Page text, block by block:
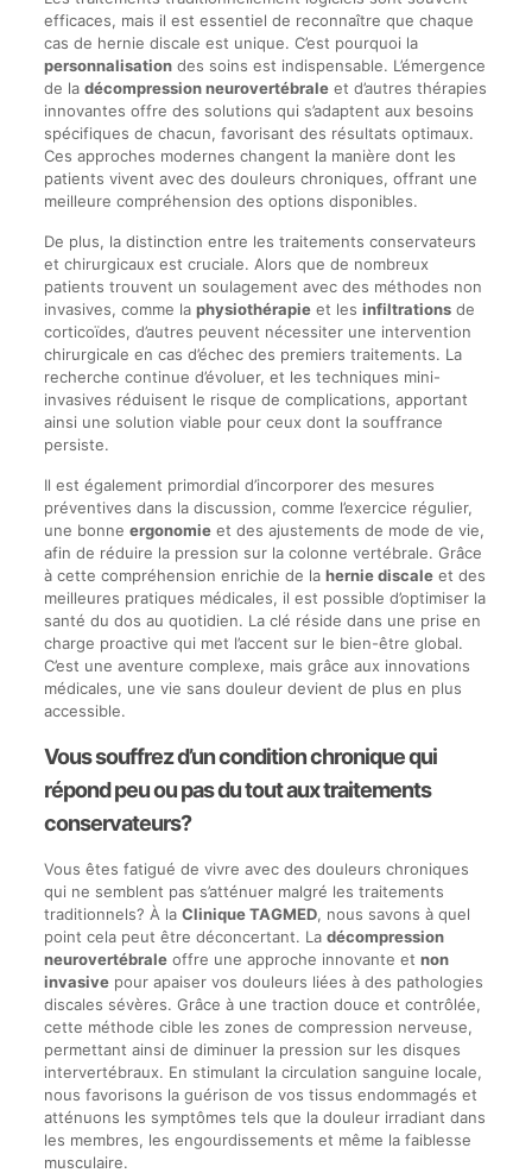
efficaces, mais il est essentiel de reconnaître que chaque
cas de hernie discale est unique. C’est pourquoi la
personnalisationdes soins est indispensable. L’émergence
de la décompression neurovertébraleet d’autres thérapies
innovantes offre des solutions qui s’adaptent aux besoins
spécifiques de chacun, favorisant des résultats optimaux.
Ces approches modernes changent la manière dont les
patients vivent avec des douleurs chroniques, offrant une
meilleure compréhension des options disponibles.
De plus, la distinction entre les traitements conservateurs
et chirurgicaux est cruciale. Alors que de nombreux
patients trouvent un soulagement avec des méthodes non
invasives, comme la physiothérapieet les infiltrationsde
corticoïdes, d’autres peuvent nécessiter une intervention
chirurgicale en cas d’échec des premiers traitements. La
recherche continue d’évoluer, et les techniques mini-
invasives réduisent le risque de complications, apportant
ainsi une solution viable pour ceux dont la souffrance
persiste.
Il est également primordial d’incorporer des mesures
préventives dans la discussion, comme l’exercice régulier,
une bonne ergonomieet des ajustements de mode de vie,
afin de réduire la pression sur la colonne vertébrale. Grâce
à cette compréhension enrichie de la hernie discaleet des
meilleures pratiques médicales, il est possible d’optimiser la
santé du dos au quotidien. La clé réside dans une prise en
charge proactive qui met l’accent sur le bien-être global.
C’est une aventure complexe, mais grâce aux innovations
médicales, une vie sans douleur devient de plus en plus
accessible.
Vous souffrez d’un condition chronique qui
répond peu ou pas du tout aux traitements
conservateurs?
Vous êtes fatigué de vivre avec des douleurs chroniques
qui ne semblent pas s’atténuer malgré les traitements
traditionnels? À la Clinique TAGMED, nous savons à quel
point cela peut être déconcertant. La décompression
neurovertébraleoffre une approche innovante et non
invasivepour apaiser vos douleurs liées à des pathologies
discales sévères. Grâce à une traction douce et contrôlée,
cette méthode cible les zones de compression nerveuse,
permettant ainsi de diminuer la pression sur les disques
intervertébraux. En stimulant la circulation sanguine locale,
nous favorisons la guérison de vos tissus endommagés et
atténuons les symptômes tels que la douleur irradiant dans
les membres, les engourdissements et même la faiblesse
musculaire.